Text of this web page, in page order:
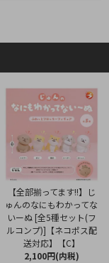
【全部揃ってます!!】じ
ゅんのなにもわかってな
いーぬ [全5種セット(フ
ルコンプ)]【ネコポス配
送対応】【C】
2,100円(内税)